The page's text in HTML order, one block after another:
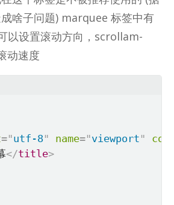
啥子问题) mar­quee 标签中有
以设置滚动方向，scrol­lam­
动速度
="utf-8" name="viewport "
</title>